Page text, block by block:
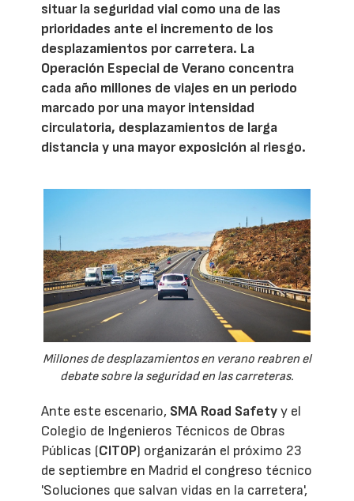
situar la seguridad vial como una de las
prioridades ante el incremento de los
desplazamientos por carretera. La
Operación Especial de Verano concentra
cada año millones de viajes en un periodo
marcado por una mayor intensidad
circulatoria, desplazamientos de larga
distancia y una mayor exposición al riesgo.
Millones de desplazamientos en verano reabren el
debate sobre la seguridad en las carreteras.
Ante este escenario, SMA Road Safetyy el
Colegio de Ingenieros Técnicos de Obras
Públicas (CITOP) organizarán el próximo 23
de septiembre en Madrid el congreso técnico
'Soluciones que salvan vidas en la carretera',